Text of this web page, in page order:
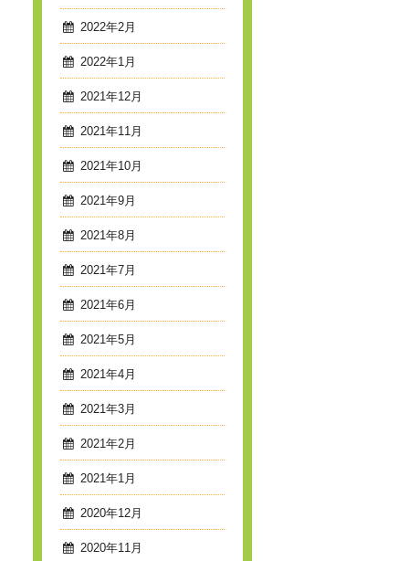
2022年2月
2022年1月
2021年12月
2021年11月
2021年10月
2021年9月
2021年8月
2021年7月
2021年6月
2021年5月
2021年4月
2021年3月
2021年2月
2021年1月
2020年12月
2020年11月